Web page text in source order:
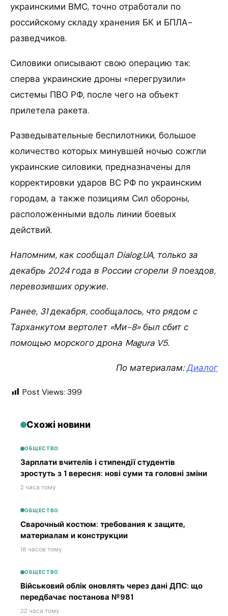
украинскими ВМС, точно отработали по
российскому складу хранения БК и БПЛА-
разведчиков.
Силовики описывают свою операцию так:
сперва украинские дроны «перегрузили»
системы ПВО РФ, после чего на объект
прилетела ракета.
Разведывательные беспилотники, большое
количество которых минувшей ночью сожгли
украинские силовики, предназначены для
корректировки ударов ВС РФ по украинским
городам, а также позициям Сил обороны,
расположенными вдоль линии боевых
действий.
Напомним, как сообщал Dialog.UA, только за
декабрь 2024 года в России сгорели 9 поездов,
перевозивших оружие.
Ранее, 31 декабря, сообщалось, что рядом с
Тарханкутом вертолет «Ми-8» был сбит с
помощью морского дрона Magura V5.
По материалам:Диалог
Post Views: 399
Схожі новини
ОБЩЕСТВО
Зарплати вчителів і стипендії студентів
зростуть з 1 вересня: нові суми та головні зміни
2 часа тому
ОБЩЕСТВО
Сварочный костюм: требования к защите,
материалам и конструкции
18 часов тому
ОБЩЕСТВО
Військовий облік оновлять через дані ДПС: що
передбачає постанова №981
22 часа тому